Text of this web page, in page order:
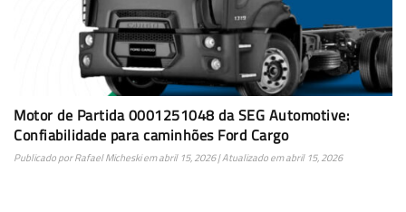
Motor de Partida 0001251048 da SEG Automotive:
Confiabilidade para caminhões Ford Cargo
Publicado porRafael Micheskiemabril 15, 2026| Atualizado emabril 15, 2026